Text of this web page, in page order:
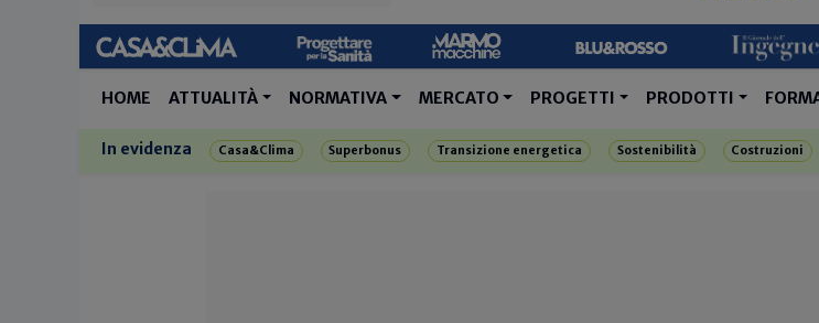
HOME ATTUALITÀ NORMATIVA MERCATO PROGETTI PRODOTTI
In evidenza Casa&Clima Superbonus Transizione energetica Sostenibilità Costruzioni